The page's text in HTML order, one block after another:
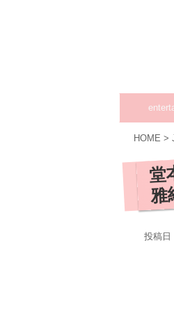
HOME >
堂
雅
投稿日